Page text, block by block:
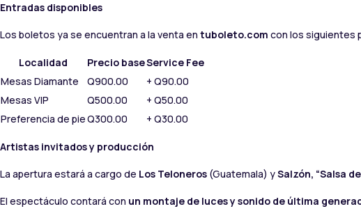
Entradas disponibles
Los boletos ya se encuentran a la venta en tuboleto.com con los siguientes
Localidad Precio baseService Fee
Mesas Diamante
Q900.00
+ Q90.00
Mesas VIP
Q500.00
+ Q50.00
Preferencia de pieQ300.00 + Q30.00
Artistas invitados y producción
La apertura estará a cargo de Los Teloneros (Guatemala) ySalzón, “Salsa
El espectáculo contará con un montaje de luces y sonido de última